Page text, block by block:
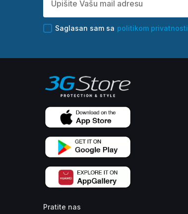
Saglasan sam sa politikom privatnosti
Pratite nas